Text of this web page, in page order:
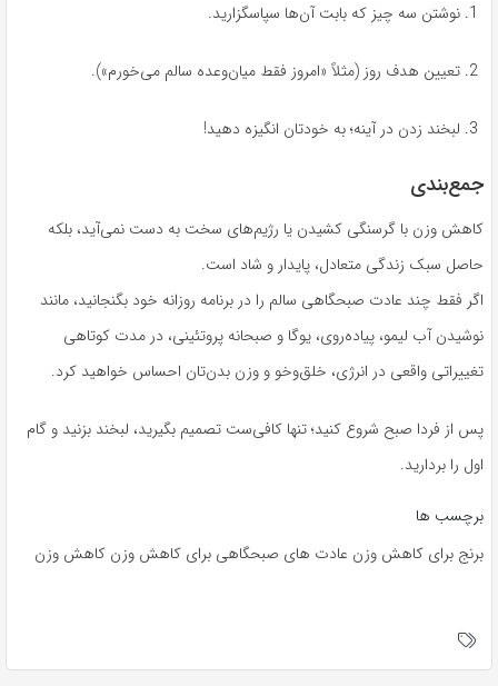
نوشتن سه چیز که بابت آن‌ها سپاسگزارید.
تعیین هدف روز (مثلاً «امروز فقط میان‌وعده سالم می‌خورم»).
لبخند زدن در آینه؛ به خودتان انگیزه دهید!
جمع‌بندی
کاهش وزن با گرسنگی کشیدن یا رژیم‌های سخت به دست نمی‌آید، بلکه
حاصل سبک زندگی متعادل، پایدار و شاد است.
اگر فقط چند عادت صبحگاهی سالم را در برنامه روزانه خود بگنجانید، مانند
نوشیدن آب لیمو، پیاده‌روی، یوگا و صبحانه پروتئینی، در مدت کوتاهی
تغییراتی واقعی در انرژی، خلق‌وخو و وزن بدن‌تان احساس خواهید کرد.
پس از فردا صبح شروع کنید؛ تنها کافی‌ست تصمیم بگیرید، لبخند بزنید و گام
اول را بردارید.
برچسب ها
برنج برای کاهش وزن عادت های صبحگاهی برای کاهش وزن کاهش وزن